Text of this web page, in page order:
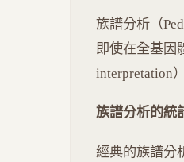
族譜分析（
即使在全基因
interpretation
族譜分析的統
經典的族譜分